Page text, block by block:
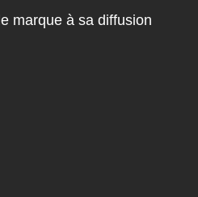
marque à sa diffusion